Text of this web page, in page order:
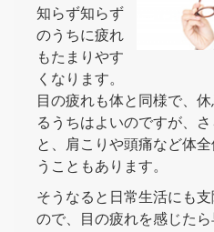
知らず知らず
のうちに疲れ
もたまりやす
くなります。
目の疲れも体と同様で、
るうちはよいのですが、
と、肩こりや頭痛など体
うこともあります。
そうなると日常生活にも
ので、目の疲れを感じた